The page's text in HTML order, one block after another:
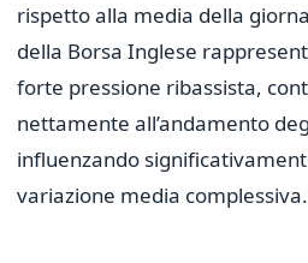
rispetto alla media della
della Borsa Inglese
forte pressione ribassista,
nettamente all’andamento
influenzando
variazione media complessiva.